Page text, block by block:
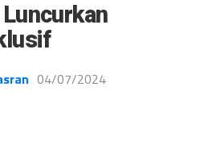
04/07/2024